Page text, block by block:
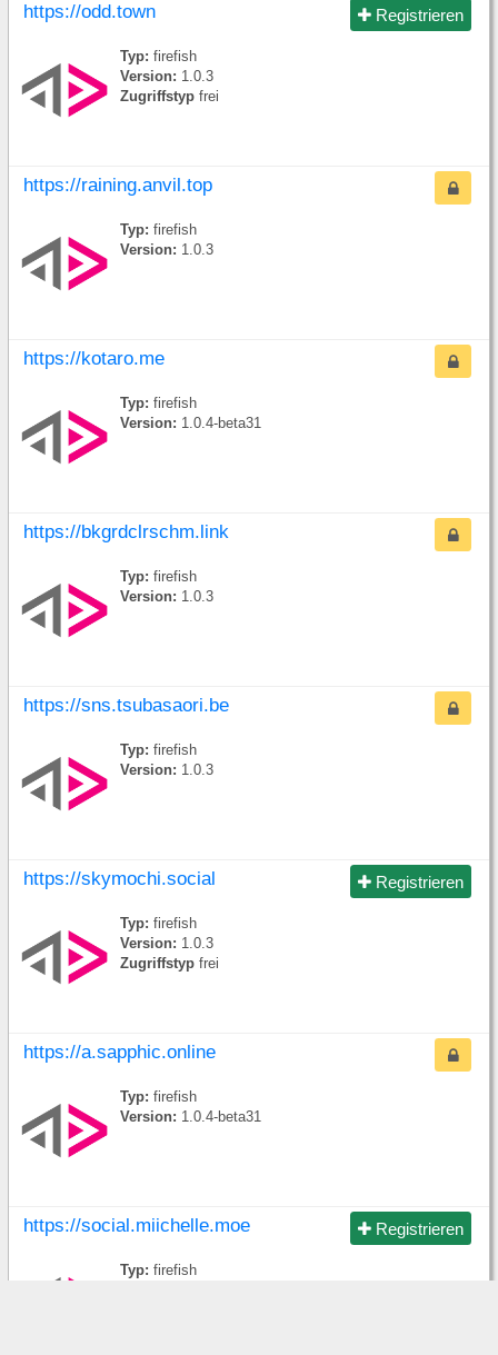
Registrieren
https://odd.town
Typ: firefish
Version: 1.0.3
Zugriffstyp frei
https://raining.anvil.top
Typ: firefish
Version: 1.0.3
https://kotaro.me
Typ: firefish
Version: 1.0.4-beta31
https://bkgrdclrschm.link
Typ: firefish
Version: 1.0.3
https://sns.tsubasaori.be
Typ: firefish
Version: 1.0.3
Registrieren
https://skymochi.social
Typ: firefish
Version: 1.0.3
Zugriffstyp frei
https://a.sapphic.online
Typ: firefish
Version: 1.0.4-beta31
Registrieren
https://social.miichelle.moe
Typ: firefish